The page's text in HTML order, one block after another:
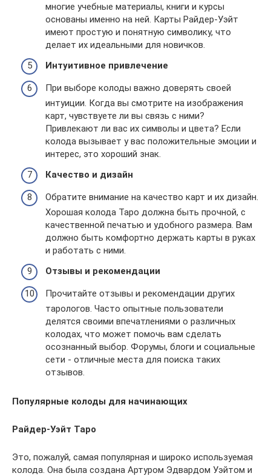
многие учебные материалы, книги и курсы
основаны именно на ней. Карты Райдер-Уэйт
имеют простую и понятную символику, что
делает их идеальными для новичков.
Интуитивное привлечение
При выборе колоды важно доверять своей
интуиции. Когда вы смотрите на изображения
карт, чувствуете ли вы связь с ними?
Привлекают ли вас их символы и цвета? Если
колода вызывает у вас положительные эмоции и
интерес, это хороший знак.
Качество и дизайн
Обратите внимание на качество карт и их дизайн.
Хорошая колода Таро должна быть прочной, с
качественной печатью и удобного размера. Вам
должно быть комфортно держать карты в руках
и работать с ними.
Отзывы и рекомендации
Прочитайте отзывы и рекомендации других
тарологов. Часто опытные пользователи
делятся своими впечатлениями о различных
колодах, что может помочь вам сделать
осознанный выбор. Форумы, блоги и социальные
сети - отличные места для поиска таких
отзывов.
Популярные колоды для начинающих
Райдер-Уэйт Таро
Это, пожалуй, самая популярная и широко используемая
колода. Она была создана Артуром Эдвардом Уэйтом и